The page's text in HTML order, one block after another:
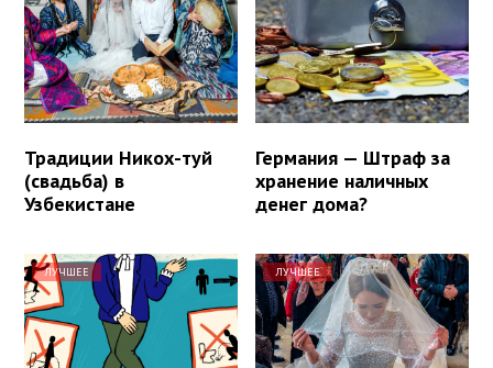
Традиции Никох-туй
(свадьба) в
Узбекистане
Германия — Штраф за
хранение наличных
денег дома?
ЛУЧШЕЕ ЛУЧШЕЕ